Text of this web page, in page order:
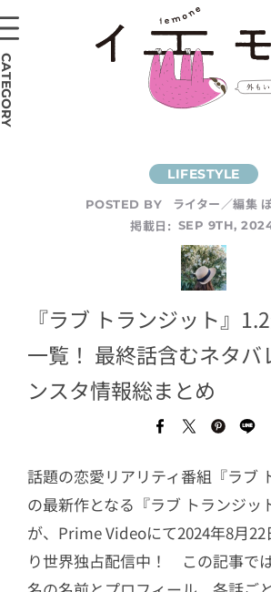
POSTED BY
ライター／編集
掲載日: SEP 9TH,
『ラブ トランジット』
一覧！ 最終話含むネタバ
ンスタ情報総まとめ
話題の恋愛リアリティ番組『ラブ
の最新作となる『ラブ トランジッ
が、Prime Videoにて2024年8月22
り世界独占配信中！ この記事で